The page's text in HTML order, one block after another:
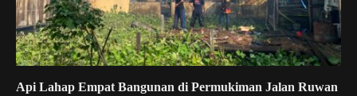
Api Lahap Empat Bangunan di Permukiman Jalan Ruwan